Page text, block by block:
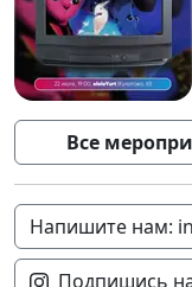
Все
Напишите нам:
Подпишись